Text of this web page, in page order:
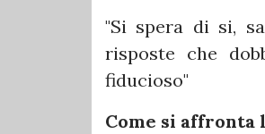
"Si spera di si,
risposte che
fiducioso"
Come si affronta